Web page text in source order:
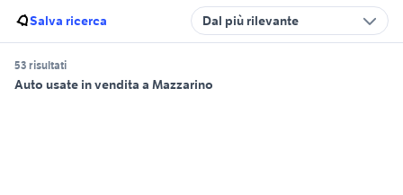
Salva ricerca Dal più rilevante
53 risultati
Auto usate in vendita a Mazzarino